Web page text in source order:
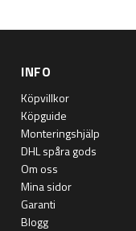
INFO
Köpvillkor
Köpguide
Monteringshjälp
DHL spåra gods
Om oss
Mina sidor
Garanti
Blogg